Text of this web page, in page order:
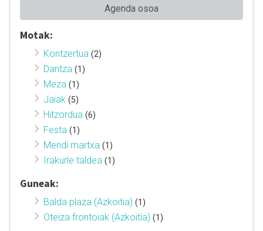
Agenda osoa
Motak:
Kontzertua (2)
Dantza (1)
Meza (1)
Jaiak (5)
Hitzordua (6)
Festa (1)
Mendi martxa (1)
Irakurle taldea (1)
Guneak:
Balda plaza (Azkoitia) (1)
Oteiza frontoiak (Azkoitia) (1)